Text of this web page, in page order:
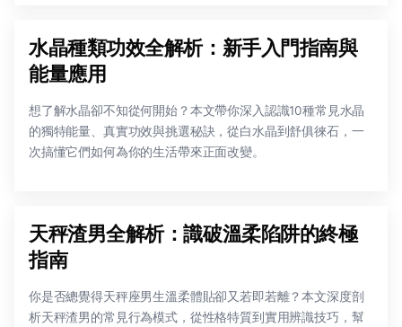
水晶種類功效全解析：新手入門指南與
能量應用
想了解水晶卻不知從何開始？本文帶你深入認識10種常見水晶
的獨特能量、真實功效與挑選秘訣，從白水晶到舒俱徠石，一
次搞懂它們如何為你的生活帶來正面改變。
天秤渣男全解析：識破溫柔陷阱的終極
指南
你是否總覺得天秤座男生溫柔體貼卻又若即若離？本文深度剖
析天秤渣男的常見行為模式，從性格特質到實用辨識技巧，幫